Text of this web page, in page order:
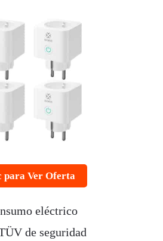
para Ver Oferta
eléctrico
de seguridad